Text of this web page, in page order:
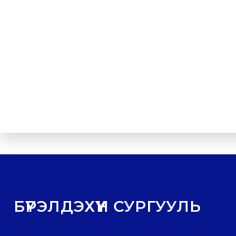
БҮРЭЛДЭХҮҮН СУРГУУЛЬ